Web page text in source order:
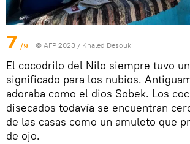
7 /9 © AFP 2023 / Khaled Desouki
El cocodrilo del Nilo siempre tuvo
significado para los nubios.
adoraba como el dios Sobek. Los
disecados todavía se encuentran
de las casas como un amuleto que
de ojo.